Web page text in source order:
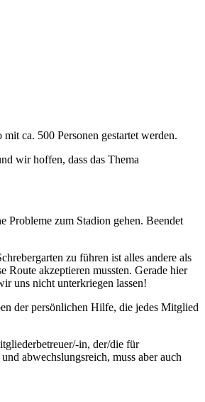
ca. 500 Personen gestartet werden.
wir hoffen, dass das Thema
zum Stadion gehen. Beendet
zu führen ist alles andere als
akzeptieren mussten. Gerade hier
uns nicht unterkriegen lassen!
der persönlichen Hilfe, die jedes Mitglied
in, der/die für
abwechslungsreich, muss aber auch